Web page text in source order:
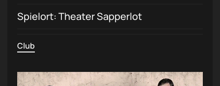
Spielort: Theater Sapperlot
Club